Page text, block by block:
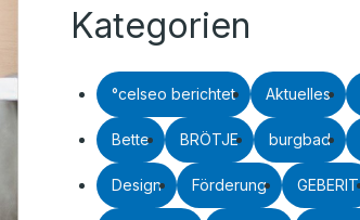
Kategorien
°celseo berichtet Aktuelles
Bette BRÖTJE burgbad
Design Förderung GEBERIT